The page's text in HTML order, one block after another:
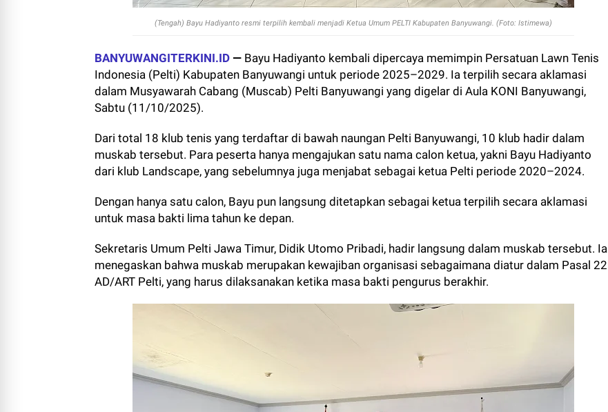
(Tengah) Bayu Hadiyanto resmi terpilih kembali menjadi Ketua Umum PELTI Kabupaten Banyuwangi. (Foto: Istimewa)
BANYUWANGITERKINI.ID — Bayu Hadiyanto kembali dipercaya memimpin Persatuan Lawn Tenis
Indonesia (Pelti) Kabupaten Banyuwangi untuk periode 2025–2029. Ia terpilih secara aklamasi
dalam Musyawarah Cabang (Muscab) Pelti Banyuwangi yang digelar di Aula KONI Banyuwangi,
Sabtu (11/10/2025).
Dari total 18 klub tenis yang terdaftar di bawah naungan Pelti Banyuwangi, 10 klub hadir dalam
muskab tersebut. Para peserta hanya mengajukan satu nama calon ketua, yakni Bayu Hadiyanto
dari klub Landscape, yang sebelumnya juga menjabat sebagai ketua Pelti periode 2020–2024.
Dengan hanya satu calon, Bayu pun langsung ditetapkan sebagai ketua terpilih secara aklamasi
untuk masa bakti lima tahun ke depan.
Sekretaris Umum Pelti Jawa Timur, Didik Utomo Pribadi, hadir langsung dalam muskab tersebut. Ia
menegaskan bahwa muskab merupakan kewajiban organisasi sebagaimana diatur dalam Pasal 22
AD/ART Pelti, yang harus dilaksanakan ketika masa bakti pengurus berakhir.